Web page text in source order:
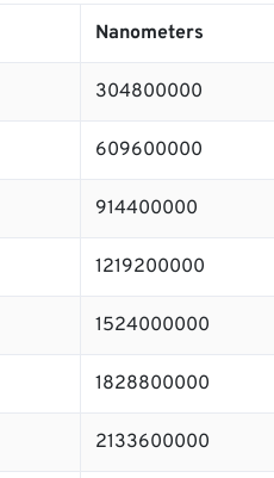
Nanometers
304800000
609600000
914400000
1219200000
1524000000
1828800000
2133600000